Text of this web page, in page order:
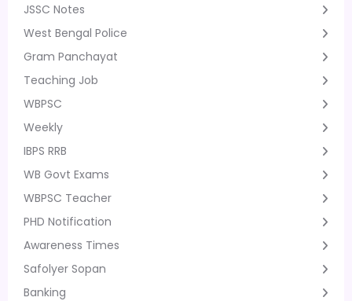
JSSC Notes
West Bengal Police
Gram Panchayat
Teaching Job
WBPSC
Weekly
IBPS RRB
WB Govt Exams
WBPSC Teacher
PHD Notification
Awareness Times
Safolyer Sopan
Banking